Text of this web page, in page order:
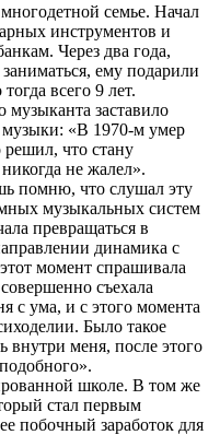
семье. Начал
инструментов и
Через два года,
ему подарили
всего 9 лет.
музыканта заставило
музыки: «В 1970-м умер
что стану
не жалел».
помню, что слушал эту
музыкальных систем
превращаться в
динамика с
момент спрашивала
съехала
с ума, и с этого момента
Было такое
внутри меня, после этого
школе. В том же
стал первым
побочный заработок для